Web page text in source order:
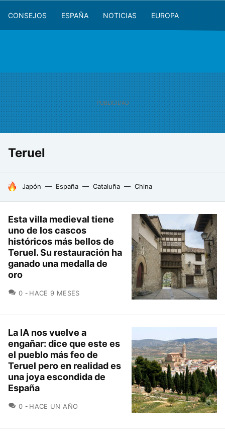
CONSEJOS ESPAÑA NOTICIAS EUROPA
Teruel
HOY SE HABLA DE
Japón España Cataluña China
Esta villa medieval tiene
uno de los cascos
históricos más bellos de
Teruel. Su restauración ha
ganado una medalla de
oro
0 COMENTARIOS
HACE 9 MESES
La IA nos vuelve a
engañar: dice que este es
el pueblo más feo de
Teruel pero en realidad es
una joya escondida de
España
0 COMENTARIOS
HACE UN AÑO